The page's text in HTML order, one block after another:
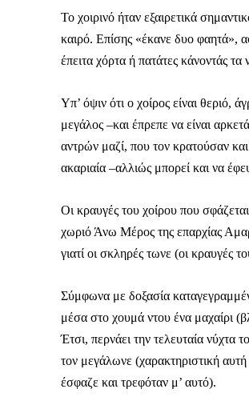
Το χοιρινό ήταν εξαιρετικά
καιρό. Επίσης «έκανε δυο φαητά»,
έπειτα χόρτα ή πατάτες κάνοντάς τα
Υπ’ όψιν ότι ο χοίρος είναι θεριό,
μεγάλος –και έπρεπε να είναι
αντρών μαζί, που τον κρατούσαν
ακαριαία –αλλιώς μπορεί και να
Οι κραυγές του χοίρου που
χωριό Άνω Μέρος της επαρχίας
γιατί οι σκληρές τωνε (οι κραυγές
Σύμφωνα με δοξασία
μέσα στο χουμά ντου ένα μαχαίρι
Έτσι, περνάει την τελευταία νύχτα
τον μεγάλωνε (χαρακτηριστική
έσφαζε και τρεφόταν μ’ αυτό).